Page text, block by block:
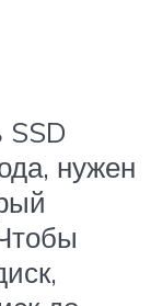
SSD
нужен